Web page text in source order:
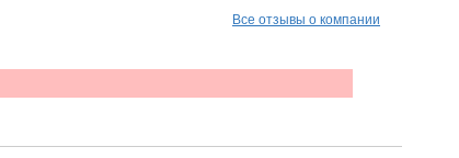
Все отзывы о компании